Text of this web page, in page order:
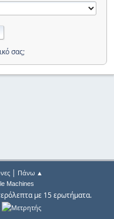
σας;
| Πάνω ▲
Machines
με 15 ερωτήματα.